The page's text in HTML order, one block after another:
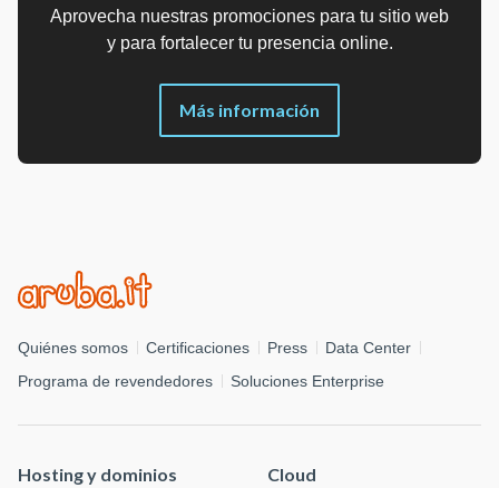
Aprovecha nuestras promociones para tu sitio web
y para fortalecer tu presencia online.
Más información
Quiénes somos Certificaciones Press
Data Center
Programa de revendedores
Soluciones Enterprise
Hosting y dominios Cloud